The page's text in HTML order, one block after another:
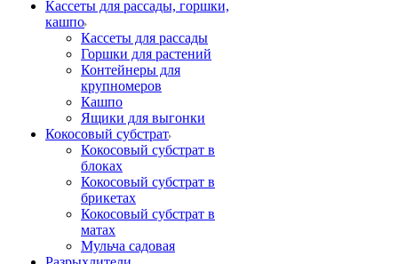
Кассеты для рассады, горшки,
кашпо
Кассеты для рассады
Горшки для растений
Контейнеры для
крупномеров
Кашпо
Ящики для выгонки
Кокосовый субстрат
Кокосовый субстрат в
блоках
Кокосовый субстрат в
брикетах
Кокосовый субстрат в
матах
Мульча садовая